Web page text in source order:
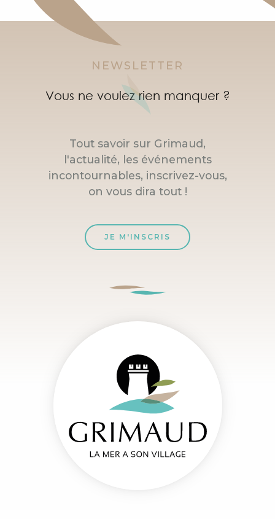
NEWSLETTER
Vous ne voulez rien manquer ?
Tout savoir sur Grimaud,
l'actualité, les événements
incontournables, inscrivez-vous,
on vous dira tout !
JE M'INSCRIS